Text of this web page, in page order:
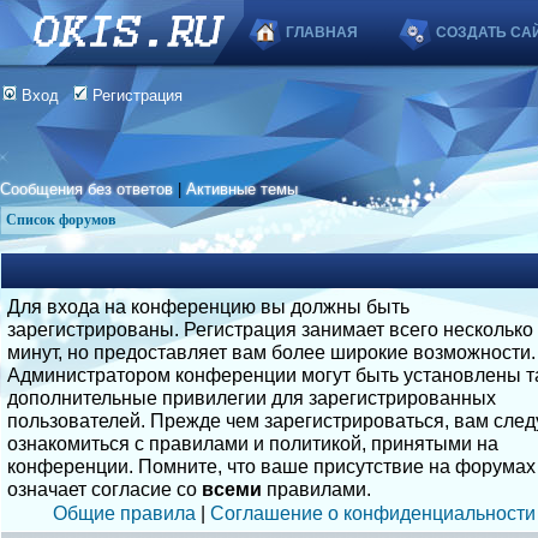
ГЛАВНАЯ СОЗДАТЬ
Вход Регистрация
Сообщения без ответов |Активные темы
Список форумов
Для входа на конференцию вы должны быть
зарегистрированы. Регистрация занимает всего несколько
минут, но предоставляет вам более широкие возможности.
Администратором конференции могут быть установлены
дополнительные привилегии для зарегистрированных
пользователей. Прежде чем зарегистрироваться, вам
ознакомиться с правилами и политикой, принятыми на
конференции. Помните, что ваше присутствие на форумах
означает согласие со всеми правилами.
Общие правила | Соглашение о конфиденциальности